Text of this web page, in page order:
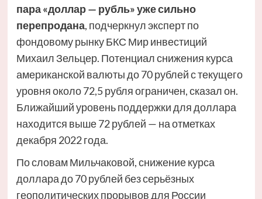
пара «доллар — рубль» уже сильно
перепродана, подчеркнул эксперт по
фондовому рынку БКС Мир инвестиций
Михаил Зельцер. Потенциал снижения курса
американской валюты до 70 рублей с текущего
уровня около 72,5 рубля ограничен, сказал он.
Ближайший уровень поддержки для доллара
находится выше 72 рублей — на отметках
декабря 2022 года.
По словам Мильчаковой, снижение курса
доллара до 70 рублей без серьёзных
геополитических прорывов для России